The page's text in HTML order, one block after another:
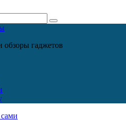
обзоры гаджетов